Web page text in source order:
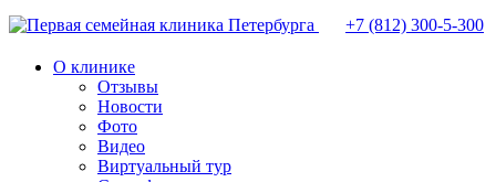
+7 (812) 300-5-300
О клинике
Отзывы
Новости
Фото
Видео
Виртуальный тур